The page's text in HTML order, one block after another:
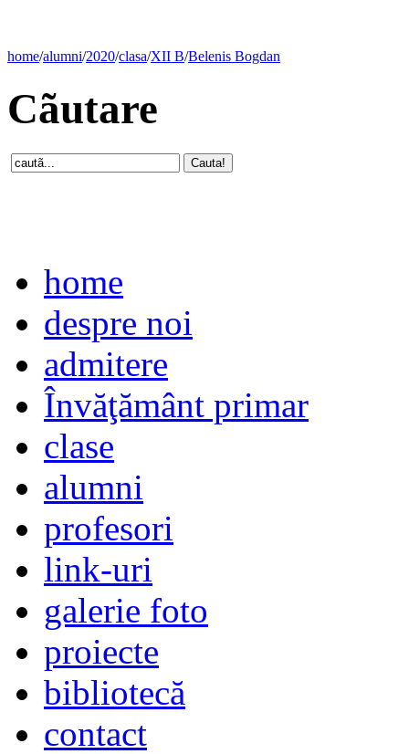
home/alumni/2020/clasa/XII B/Belenis Bogdan
Cãutare
home
despre noi
admitere
Învăţământ primar
clase
alumni
profesori
link-uri
galerie foto
proiecte
bibliotecă
contact